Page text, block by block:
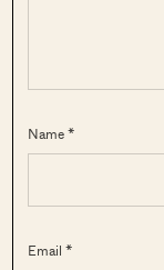
Name *
Email *